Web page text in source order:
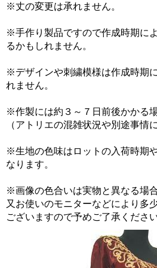
※丈の変更は承れません。
※手作り製品ですので作成時期に
るかもしれません。
※デザインや刺繍模様は作成時期
れません。
※作製には約３～７日前後かかる
（アトリエの混雑状況や別途事情
※生地の色味はロットの入荷時期
なります。
※画像の色合いは実物と異なる場
又お使いのモニターなどにより多
ございますので予めご了承ください